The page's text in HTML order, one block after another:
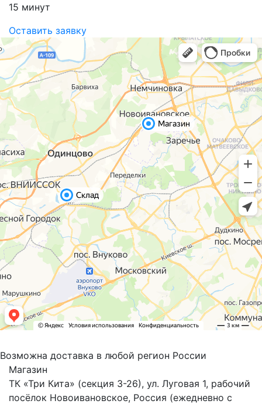
15 минут
Оставить заявку
Возможна доставка в любой регион России
Магазин
ТК «Три Кита» (секция 3-26), ул. Луговая 1, рабочий
посёлок Новоивановское, Россия (ежедневно с